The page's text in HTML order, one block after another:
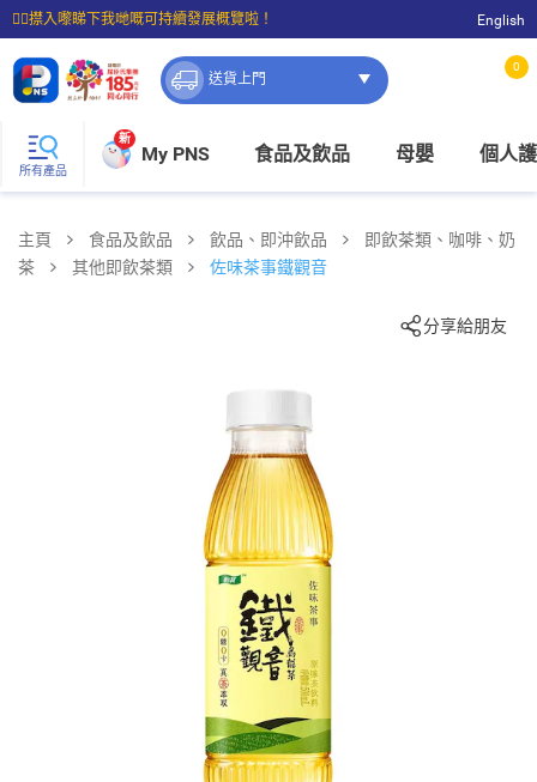
☝🏼㩒入嚟睇下我哋嘅可持續發展概覽啦！
⭐購物滿$399即享免費送貨；滿$100即可免費店取。
English
送貨上門
0
所有產品
新
My PNS 食品及飲品 母嬰 個人
主頁 食品及飲品 飲品、即沖飲品
即飲茶類、咖啡、奶
茶
其他即飲茶類 佐味茶事鐵觀音
分享給朋友